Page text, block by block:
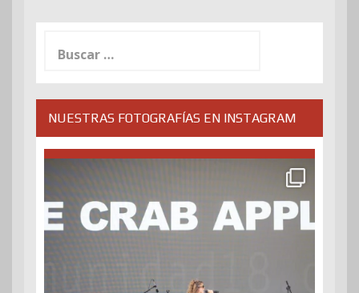
NUESTRAS FOTOGRAFÍAS EN INSTAGRAM